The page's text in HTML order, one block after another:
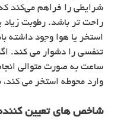
شرایطی را فراهم می‌کند
راحت تر باشد. رطوبت زیاد
استخر یا هوا وجود داشته
تنفسی را دشوار می کند.
ساعت به صورت متوالی
وارد محوطه استخر می‌ کند،
شاخص های تعیین